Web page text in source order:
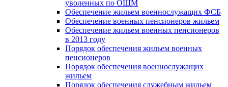
уволенных по ОШМ
Обеспечение жильем военнослужащих ФСБ
Обеспечение военных пенсионеров жильем
Обеспечение жильем военных пенсионеров
в 2013 году
Порядок обеспечения жильем военных
пенсионеров
Порядок обеспечения военнослужащих
жильем
Порядок обеспечения служебным жильем